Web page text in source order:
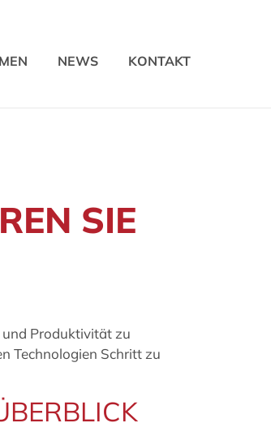
NEWS KONTAKT
SIE
und Produktivität zu
Technologien Schritt zu